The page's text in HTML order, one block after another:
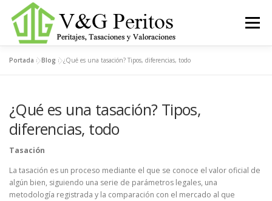
contenido
Menú
Portada »Blog »¿Qué es una tasación? Tipos, diferencias, todo
¿Qué es una tasación? Tipos,
diferencias, todo
Tasación
La tasación es un proceso mediante el que se conoce el valor oficial de
algún bien, siguiendo una serie de parámetros legales, una
metodología registrada y la comparación con el mercado al que